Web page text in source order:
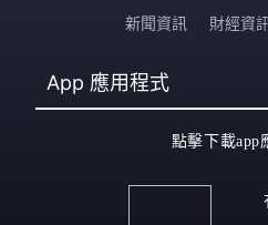
新聞資訊 財經資
App 應用程式
點擊下載app